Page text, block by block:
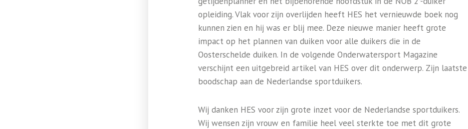
opleiding. Vlak voor zijn overlijden heeft HES het vernieuwde boek nog
kunnen zien en hij was er blij mee. Deze nieuwe manier heeft grote
impact op het plannen van duiken voor alle duikers die in de
Oosterschelde duiken. In de volgende Onderwatersport Magazine
verschijnt een uitgebreid artikel van HES over dit onderwerp. Zijn laatste
boodschap aan de Nederlandse sportduikers.
Wij danken HES voor zijn grote inzet voor de Nederlandse sportduikers.
Wij wensen zijn vrouw en familie heel veel sterkte toe met dit grote